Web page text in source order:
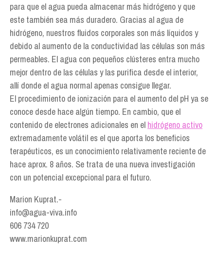
para que el agua pueda almacenar más hidrógeno y que
este también sea más duradero. Gracias al agua de
hidrógeno, nuestros fluidos corporales son más líquidos y
debido al aumento de la conductividad las células son más
permeables. El agua con pequeños clústeres entra mucho
mejor dentro de las células y las purifica desde el interior,
allí donde el agua normal apenas consigue llegar.
El procedimiento de ionización para el aumento del pH ya se
conoce desde hace algún tiempo. En cambio, que el
contenido de electrones adicionales en el hidrógeno activo
extremadamente volátil es el que aporta los beneficios
terapéuticos, es un conocimiento relativamente reciente de
hace aprox. 8 años. Se trata de una nueva investigación
con un potencial excepcional para el futuro.
Marion Kuprat.-
info@agua-viva.info
606 734 720
www.marionkuprat.com